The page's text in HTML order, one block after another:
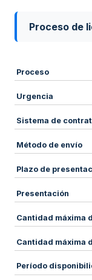
Proceso de
Proceso
Urgencia
Sistema de
Método de envío
Plazo de
Presentación
Cantidad máxima
Cantidad máxima
Período